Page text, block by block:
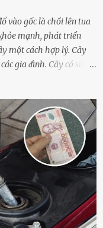
vào gốc là chồi lên tua
mạnh, phát triển
một cách hợp lý. Cȃy
gia ᵭình. Cȃy có sức
nhiên, ᵭể cȃy phát
thì bạn cần phải bổ
những loại phȃn bón
cấp nhiḕu protein,
dưỡng tṓt cho sự
sẽ cung cấp nitơ, phṓt
còn có tác dụng cải thiện
xṓp hơn. Sử dụng hạt
tăng sức ᵭḕ ⱪháng,